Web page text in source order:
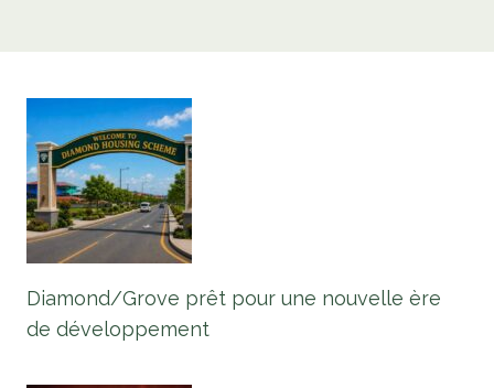
Diamond/Grove prêt pour une nouvelle ère
de développement